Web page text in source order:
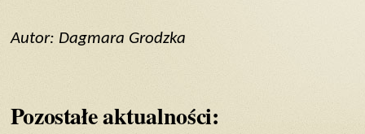
Autor: Dagmara Grodzka
Pozostałe aktualności: